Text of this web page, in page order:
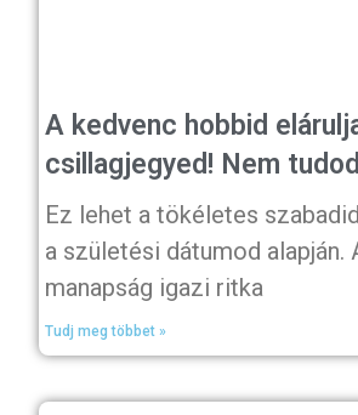
A kedvenc hobbid
csillagjegyed! Nem
Ez lehet a tökéletes
a születési dátumod alapján.
manapság igazi ritka
Tudj meg többet »